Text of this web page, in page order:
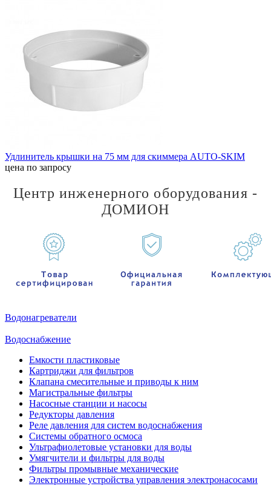
Удлинитель крышки на 75 мм для скиммера AUTO-SKIM
цена по запросу
Центр инженерного оборудования -
ДОМИОН
Водонагреватели
Водоснабжение
Емкости пластиковые
Картриджи для фильтров
Клапана смесительные и приводы к ним
Магистральные фильтры
Насосные станции и насосы
Редукторы давления
Реле давления для систем водоснабжения
Системы обратного осмоса
Ультрафиолетовые установки для воды
Умягчители и фильтры для воды
Фильтры промывные механические
Электронные устройства управления электронасосами